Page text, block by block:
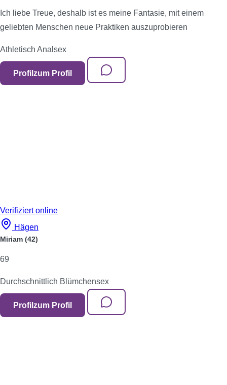
Ich liebe Treue, deshalb ist es meine Fantasie, mit einem
geliebten Menschen neue Praktiken auszuprobieren
Athletisch Analsex
Profil zum Profil
Verifiziertonline
Hägen
Miriam (42)
69
Durchschnittlich Blümchensex
Profil zum Profil